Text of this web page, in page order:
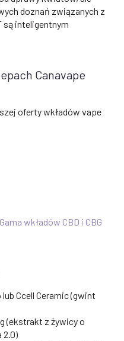
doznań związanych z
są inteligentnym
Canavape
oferty wkładów vape
Gama wkładów CBD i CBG
Ccell Ceramic (gwint
(ekstrakt z żywicy o
2.0)